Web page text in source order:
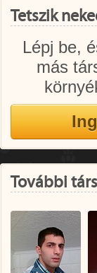
Tetszik
Lépj be,
más
További